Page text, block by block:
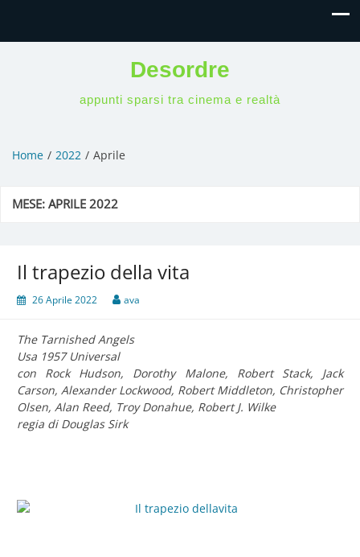
Desordre
appunti sparsi tra cinema e realtà
Home 2022 Aprile
MESE:APRILE 2022
Il trapezio della vita
26 Aprile 2022 ava
The Tarnished Angels
Usa 1957 Universal
con Rock Hudson, Dorothy Malone, Robert Stack, Jack
Carson, Alexander Lockwood, Robert Middleton, Christopher
Olsen, Alan Reed, Troy Donahue, Robert J. Wilke
regia di Douglas Sirk